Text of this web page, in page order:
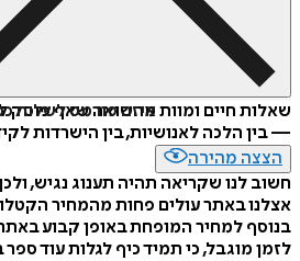
איזה פורמט לשלוח
שאלות חיים ומוות מהשואה שאף פוסק
— בין הלכה לאנושיות, בין הישרדות
הצצה מהירה
חשוב לנו שקריאה תהיה תענוג נגיש,
אצלנו באתר עולים פחות מהמחיר
בנוסף למחיר המופחת באופן קבוע
לזמן מוגבל, כי תמיד כיף לגלות עוד